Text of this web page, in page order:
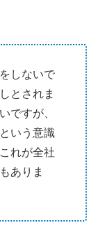
しないで
とされま
ですが、
いう意識
れが全社
ありま